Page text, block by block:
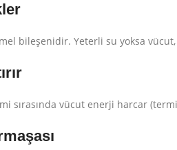
bileşenidir. Yeterli su yoksa
sırasında vücut enerji harcar